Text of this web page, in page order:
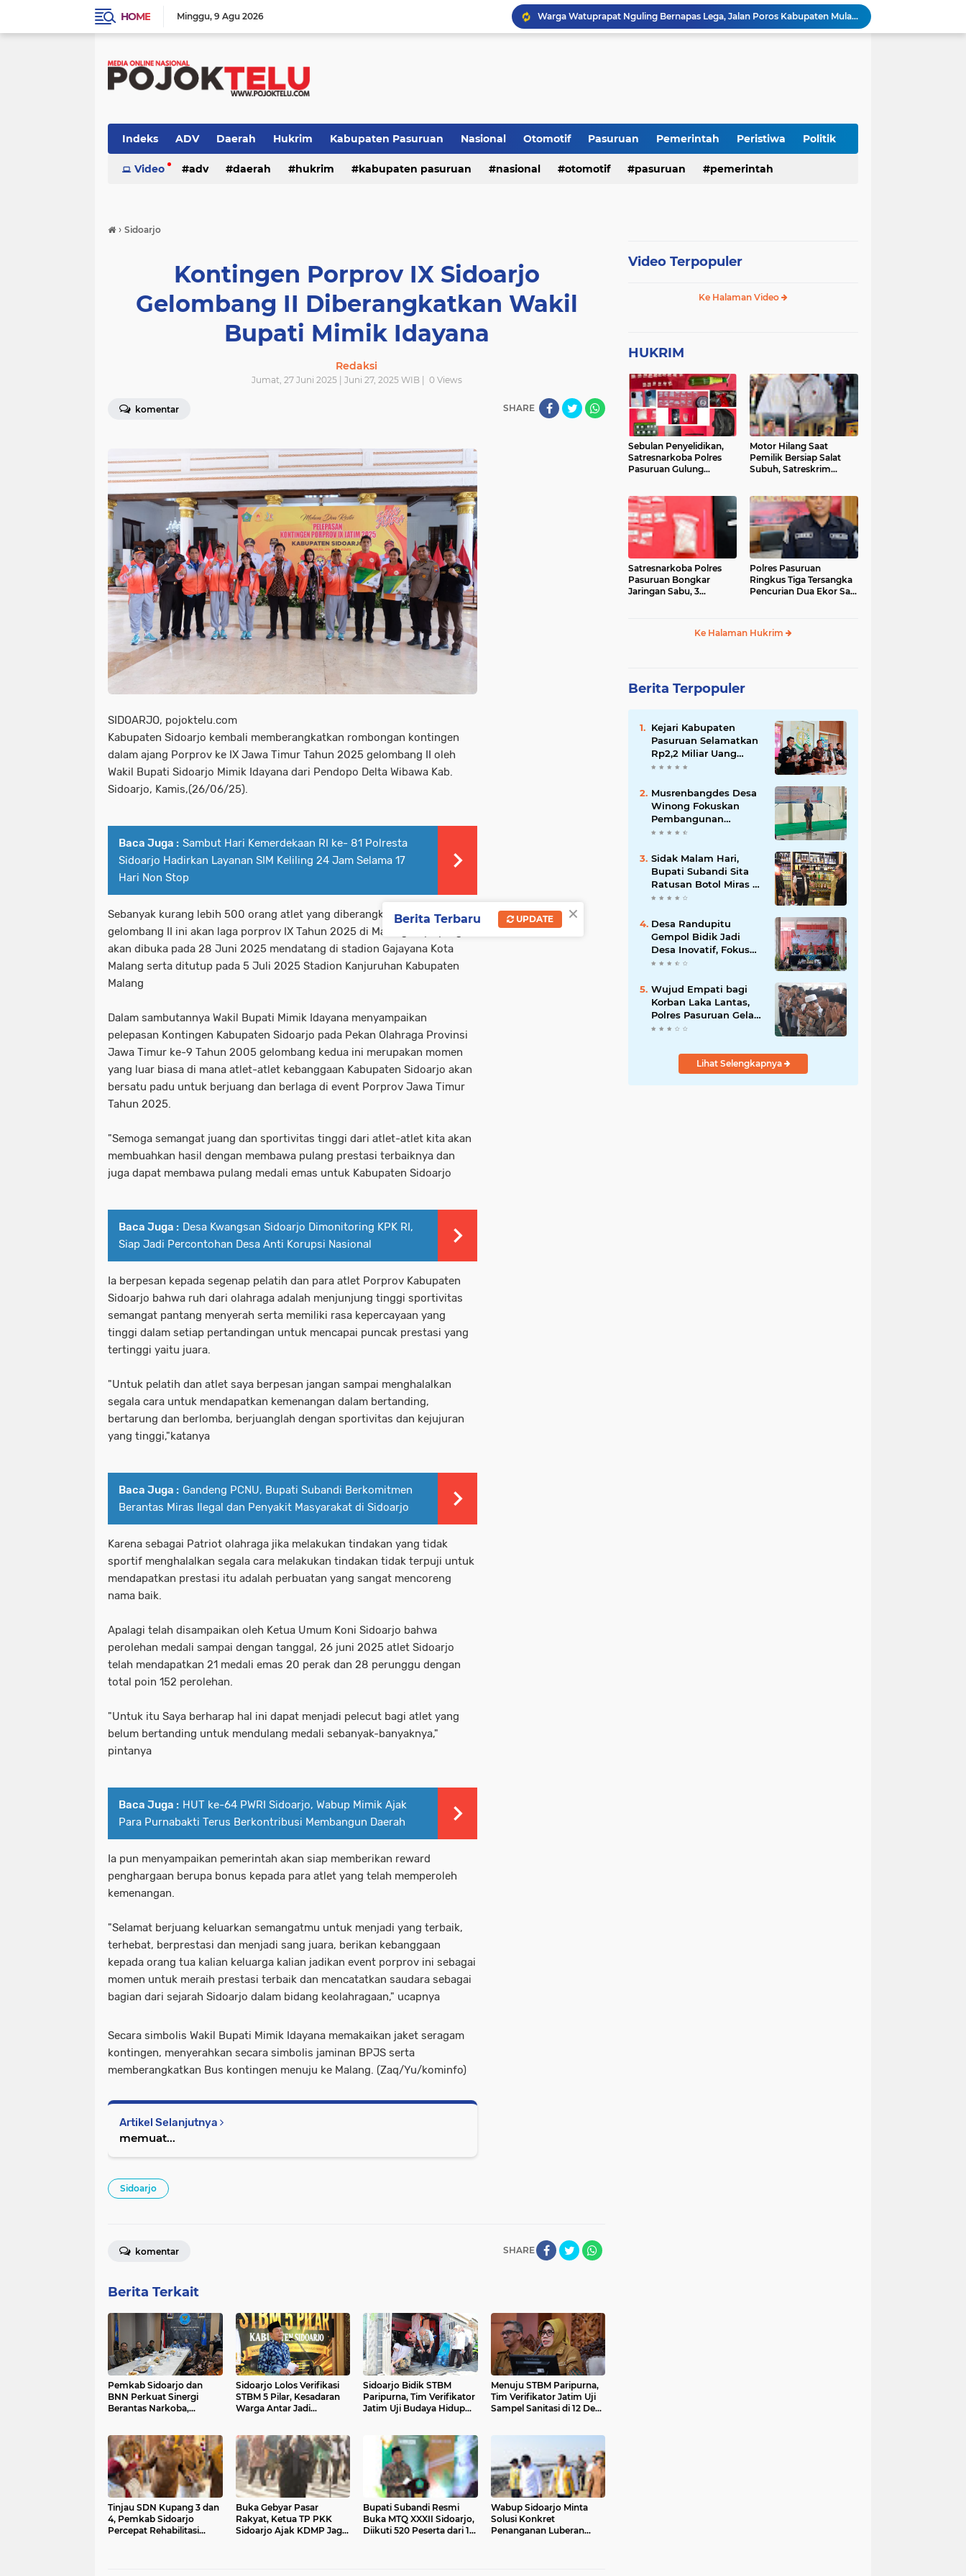
HOME Minggu 9 Agu 2026
Warga Watuprapat Nguling Bernapas Lega, Jalan Poros Kabupaten Mulai Dipaving Setelah Belasan Tahun Rusak
LPA dan GM FKPPI Pasuruan Kawal Ketat Kasasi Sengketa Hak Asuh Anak di MA
Harganas ke-33 Bupati Pasuruan dan Ketua TP PKK Terima Penghargaan Nasional Bidang Kependudukan
Indeks ADV Daerah Hukrim Kabupaten Pasuruan Nasional Otomotif Pasuruan Pemerintah Peristiwa Politik
Sidoarjo TNI - POLRI TNI-POLRI
Video adv daerah hukrim kabupaten pasuruan nasional otomotif pasuruan pemerintah
› Sidoarjo
Kontingen Porprov IX Sidoarjo
Gelombang II Diberangkatkan Wakil
Bupati Mimik Idayana
Redaksi
Jumat, 27 Juni 2025 | Juni 27, 2025 WIB | 0Views
komentar SHARE
SIDOARJO, pojoktelu.com
Kabupaten Sidoarjo kembali memberangkatkan rombongan kontingen
dalam ajang Porprov ke IX Jawa Timur Tahun 2025 gelombang II oleh
Wakil Bupati Sidoarjo Mimik Idayana dari Pendopo Delta Wibawa Kab.
Sidoarjo, Kamis,(26/06/25).
Baca Juga : Sambut Hari Kemerdekaan RI ke- 81 Polresta
Sidoarjo Hadirkan Layanan SIM Keliling 24 Jam Selama 17
Hari Non Stop
Sebanyak kurang lebih 500 orang atlet yang diberangkatkan pada
gelombang II ini akan laga porprov IX Tahun 2025 di Malang Raya yang
akan dibuka pada 28 Juni 2025 mendatang di stadion Gajayana Kota
Malang serta ditutup pada 5 Juli 2025 Stadion Kanjuruhan Kabupaten
Malang
Dalam sambutannya Wakil Bupati Mimik Idayana menyampaikan
pelepasan Kontingen Kabupaten Sidoarjo pada Pekan Olahraga Provinsi
Jawa Timur ke-9 Tahun 2005 gelombang kedua ini merupakan momen
yang luar biasa di mana atlet-atlet kebanggaan Kabupaten Sidoarjo akan
bersatu padu untuk berjuang dan berlaga di event Porprov Jawa Timur
Tahun 2025.
"Semoga semangat juang dan sportivitas tinggi dari atlet-atlet kita akan
membuahkan hasil dengan membawa pulang prestasi terbaiknya dan
juga dapat membawa pulang medali emas untuk Kabupaten Sidoarjo
Baca Juga : Desa Kwangsan Sidoarjo Dimonitoring KPK RI,
Siap Jadi Percontohan Desa Anti Korupsi Nasional
Ia berpesan kepada segenap pelatih dan para atlet Porprov Kabupaten
Sidoarjo bahwa ruh dari olahraga adalah menjunjung tinggi sportivitas
semangat pantang menyerah serta memiliki rasa kepercayaan yang
tinggi dalam setiap pertandingan untuk mencapai puncak prestasi yang
tertinggi yaitu juara.
"Untuk pelatih dan atlet saya berpesan jangan sampai menghalalkan
segala cara untuk mendapatkan kemenangan dalam bertanding,
bertarung dan berlomba, berjuanglah dengan sportivitas dan kejujuran
yang tinggi,"katanya
Baca Juga : Gandeng PCNU, Bupati Subandi Berkomitmen
Berantas Miras Ilegal dan Penyakit Masyarakat di Sidoarjo
Karena sebagai Patriot olahraga jika melakukan tindakan yang tidak
sportif menghalalkan segala cara melakukan tindakan tidak terpuji untuk
mendapatkan prestasi itu adalah perbuatan yang sangat mencoreng
nama baik.
Apalagi telah disampaikan oleh Ketua Umum Koni Sidoarjo bahwa
perolehan medali sampai dengan tanggal, 26 juni 2025 atlet Sidoarjo
telah mendapatkan 21 medali emas 20 perak dan 28 perunggu dengan
total poin 152 perolehan.
"Untuk itu Saya berharap hal ini dapat menjadi pelecut bagi atlet yang
belum bertanding untuk mendulang medali sebanyak-banyaknya,"
pintanya
Baca Juga : HUT ke-64 PWRI Sidoarjo, Wabup Mimik Ajak
Para Purnabakti Terus Berkontribusi Membangun Daerah
Ia pun menyampaikan pemerintah akan siap memberikan reward
penghargaan berupa bonus kepada para atlet yang telah memperoleh
kemenangan.
"Selamat berjuang keluarkan semangatmu untuk menjadi yang terbaik,
terhebat, berprestasi dan menjadi sang juara, berikan kebanggaan
kepada orang tua kalian keluarga kalian jadikan event porprov ini sebagai
momen untuk meraih prestasi terbaik dan mencatatkan saudara sebagai
bagian dari sejarah Sidoarjo dalam bidang keolahragaan," ucapnya
Secara simbolis Wakil Bupati Mimik Idayana memakaikan jaket seragam
kontingen, menyerahkan secara simbolis jaminan BPJS serta
memberangkatkan Bus kontingen menuju ke Malang. (Zaq/Yu/kominfo)
Artikel Selanjutnya
memuat...
Sidoarjo
SHARE
komentar
Berita Terkait
Pemkab Sidoarjo dan
BNN Perkuat Sinergi
Berantas Narkoba,
Sidoarjo Lolos Verifikasi
STBM 5 Pilar, Kesadaran
Warga Antar Jadi
Sidoarjo Bidik STBM
Paripurna, Tim Verifikator
Jatim Uji Budaya Hidup
Menuju STBM Paripurna,
Tim Verifikator Jatim Uji
Sampel Sanitasi di 12 Desa
Tinjau SDN Kupang 3 dan
4, Pemkab Sidoarjo
Percepat Rehabilitasi
Buka Gebyar Pasar
Rakyat, Ketua TP PKK
Sidoarjo Ajak KDMP Jaga
Bupati Subandi Resmi
Buka MTQ XXXII Sidoarjo,
Diikuti 520 Peserta dari 18
Wabup Sidoarjo Minta
Solusi Konkret
Penanganan Luberan
Video Terpopuler
Ke Halaman Video
HUKRIM
Sebulan Penyelidikan,
Satresnarkoba Polres
Pasuruan Gulung
Motor Hilang Saat
Pemilik Bersiap Salat
Subuh, Satreskrim
Satresnarkoba Polres
Pasuruan Bongkar
Jaringan Sabu, 3
Polres Pasuruan
Ringkus Tiga Tersangka
Pencurian Dua Ekor Sapi
Ke Halaman Hukrim
Berita Terpopuler
Kejari Kabupaten
Pasuruan Selamatkan
Rp2,2 Miliar Uang
Negara dari Korupsi
Musrenbangdes Desa
Winong Fokuskan
Pembangunan
Berbasis Potensi Lokal,
Meski Dihantam
Efisiensi Anggaran
Sidak Malam Hari,
Bupati Subandi Sita
Ratusan Botol Miras di
Kawasan Perumahan
Desa Randupitu
Gempol Bidik Jadi
Desa Inovatif, Fokus
Digitalisasi, Wisata,
Pangan
Wujud Empati bagi
Korban Laka Lantas,
Polres Pasuruan Gelar
Salat Ghaib dan Doa
Lihat Selengkapnya
×
Berita Terbaru UPDATE